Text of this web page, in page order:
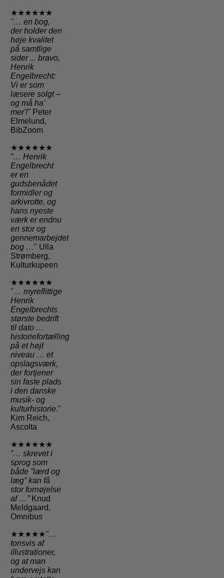
★★★★★★
"… en bog,
der holder den
høje kvalitet
på samtlige
sider ... bravo,
Henrik
Engelbrecht:
Vi er som
læsere solgt –
og må ha’
mer'!" Peter
Elmelund,
BibZoom
★★★★★★
”… Henrik
Engelbrecht
er en
gudsbenådet
formidler og
arkivrotte, og
hans nyeste
værk er endnu
en stor og
gennemarbejdet
bog …" Ulla
Strømberg,
Kulturkupeen
★★★★★★
"… myreflittige
Henrik
Engelbrechts
største bedrift
til dato …
historiefortælling
på et højt
niveau … et
opslagsværk,
der fortjener
sin faste plads
i den danske
musik- og
kulturhistorie."
Kim Reich,
Ascolta
★★★★★★
”… skrevet i
sprog som
både ”lærd og
læg” kan få
stor fornøjelse
af …”Knud
Meldgaard,
Omnibus
★★★★★"…
tonsvis af
illustrationer,
og at man
undervejs kan